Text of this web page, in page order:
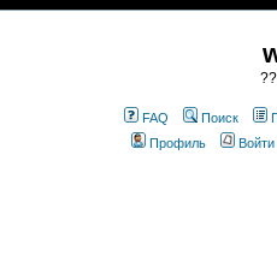
FAQ Поиск
Профиль